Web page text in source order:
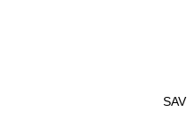
SAV